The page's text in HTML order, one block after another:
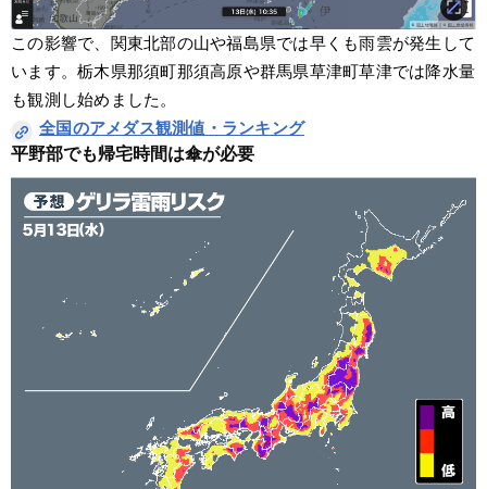
この影響で、関東北部の山や福島県では早くも雨雲が発生して
います。栃木県那須町那須高原や群馬県草津町草津では降水量
も観測し始めました。
全国のアメダス観測値・ランキング
平野部でも帰宅時間は傘が必要